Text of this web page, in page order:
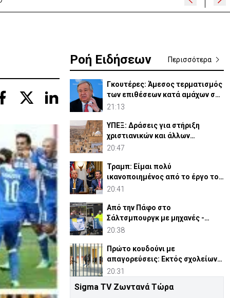
Ροή Ειδήσεων Περισσότερα
Γκουτέρες: Άμεσος τερματισμός
των επιθέσεων κατά αμάχων σε
Ουκρανία και Ρωσία
21:13
ΥΠΕΞ: Δράσεις για στήριξη
χριστιανικών και άλλων
κοινοτήτων στη Μέση Ανατολή
20:47
Τραμπ: Είμαι πολύ
ικανοποιημένος από το έργο του
Χέγκσεθ στο Υπ. Άμυνας
20:41
Από την Πάφο στο
Σάλτσμπουργκ με μηχανές -
6.000 χιλιόμετρα για την ομάδα
20:38
Πρώτο κουδούνι με
απαγορεύσεις: Εκτός σχολείων
εμβλήματα κομμάτων και
20:31
Συρία: Βόμβα εξερράγη σε
Sigma TV Ζωντανά Τώρα